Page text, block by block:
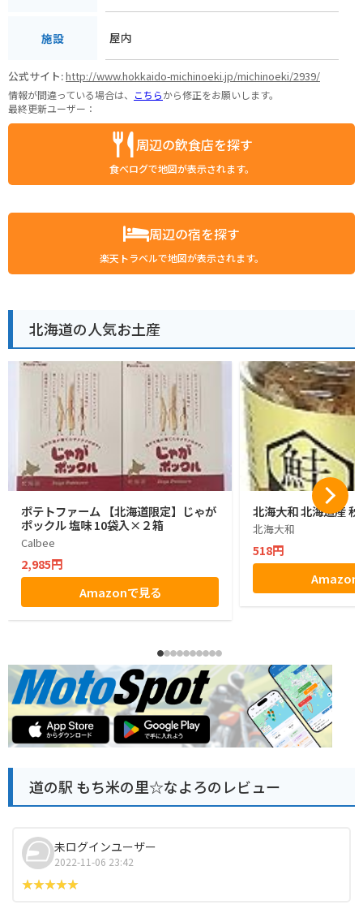
施設 屋内
公式サイト:http://www.hokkaido-michinoeki.jp/michinoeki/2939/
情報が間違っている場合は、 こちらから修正をお願いします。
最終更新ユーザー：
周辺の飲食店を探す
食べログで地図が表示されます。
周辺の宿を探す
楽天トラベルで地図が表示されます。
北海道の人気お土産
ポテトファーム 【北海道限定】じゃが
ポックル 塩味 10袋入×２箱
Calbee
2,985円
Amazonで見る
北海大和 北海道産
北海大和
518円
Amazon
道の駅 もち米の里☆なよろのレビュー
未ログインユーザー
2022-11-06 23:42